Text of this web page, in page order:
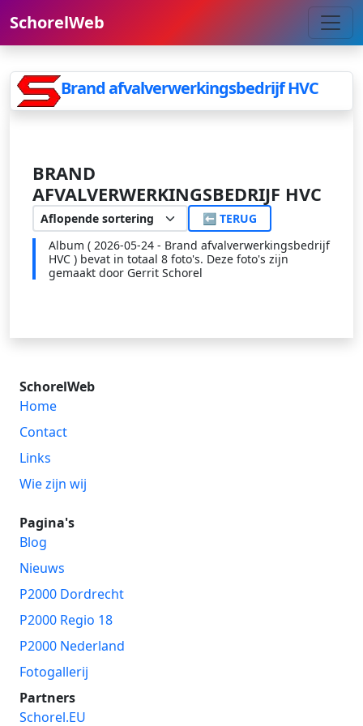
SchorelWeb
Brand afvalverwerkingsbedrijf HVC
BRAND
AFVALVERWERKINGSBEDRIJF HVC
⬅ TERUG
Album ( 2026-05-24 - Brand afvalverwerkingsbedrijf
HVC ) bevat in totaal 8 foto's. Deze foto's zijn
gemaakt door Gerrit Schorel
SchorelWeb
Home
Contact
Links
Wie zijn wij
Pagina's
Blog
Nieuws
P2000 Dordrecht
P2000 Regio 18
P2000 Nederland
Fotogallerij
Partners
Schorel.EU